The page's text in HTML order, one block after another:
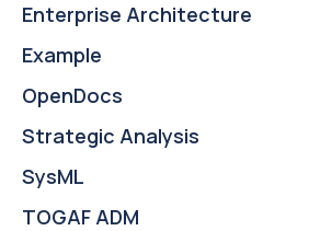
Enterprise Architecture
Example
OpenDocs
Strategic Analysis
SysML
TOGAF ADM